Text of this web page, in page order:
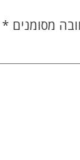
מסומנים *